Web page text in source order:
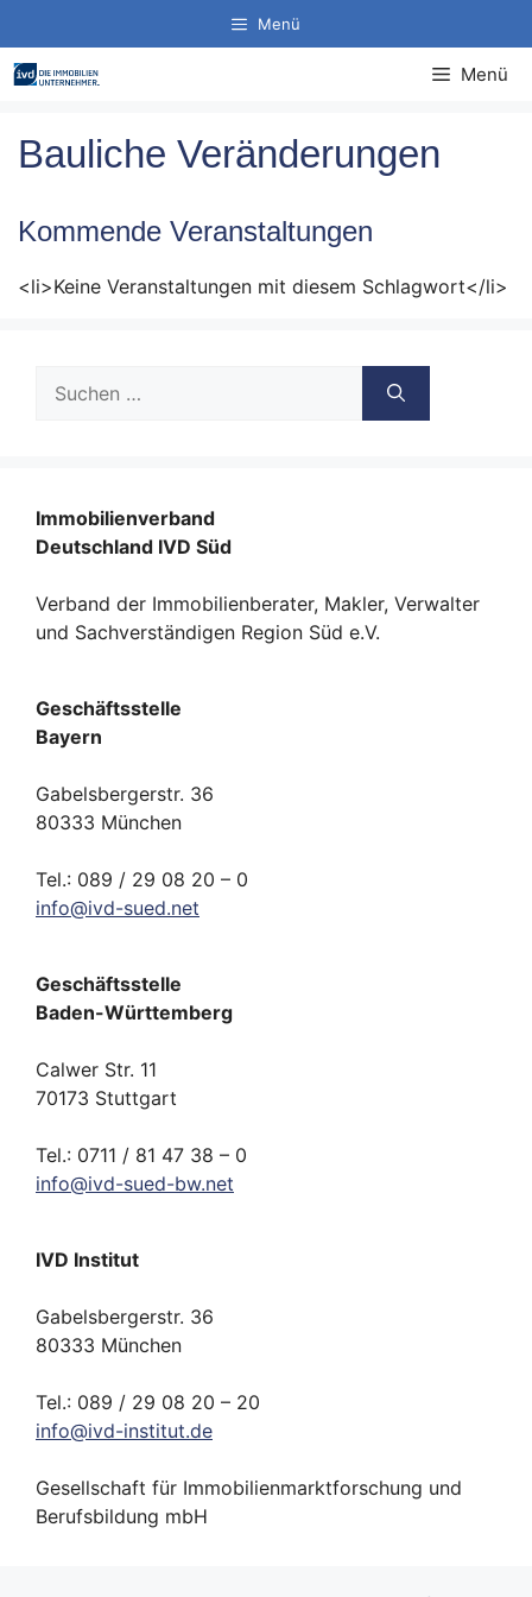
Inhalt
springen
Menü
Menü
Bauliche Veränderungen
Kommende Veranstaltungen
<li>Keine Veranstaltungen mit diesem Schlagwort</li>
nach:
Immobilienverband
Deutschland IVD Süd
Verband der Immobilienberater, Makler, Verwalter
und Sachverständigen Region Süd e.V.
Geschäftsstelle
Bayern
Gabelsbergerstr. 36
80333 München
Tel.: 089 / 29 08 20 – 0
info@ivd-sued.net
Geschäftsstelle
Baden-Württemberg
Calwer Str. 11
70173 Stuttgart
Tel.: 0711 / 81 47 38 – 0
info@ivd-sued-bw.net
IVD Institut
Gabelsbergerstr. 36
80333 München
Tel.: 089 / 29 08 20 – 20
info@ivd-institut.de
Gesellschaft für Immobilienmarktforschung und
Berufsbildung mbH